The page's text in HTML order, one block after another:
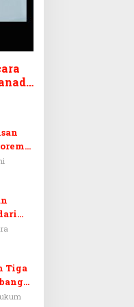
Tiga